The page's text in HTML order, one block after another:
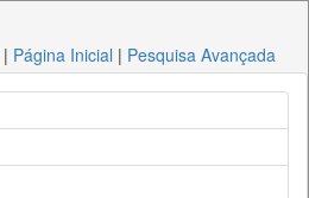
| Página Inicial | Pesquisa Avançada